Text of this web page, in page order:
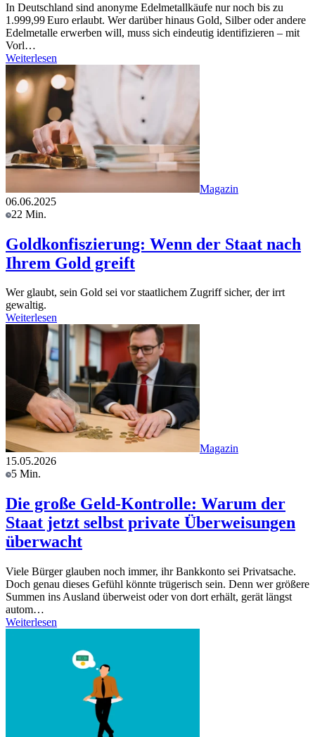
In Deutschland sind anonyme Edelmetallkäufe nur noch bis zu
1.999,99 Euro erlaubt. Wer darüber hinaus Gold, Silber oder andere
Edelmetalle erwerben will, muss sich eindeutig identifizieren – mit
Vorl…
Weiterlesen
Magazin
06.06.2025
22 Min.
Goldkonfiszierung: Wenn der Staat nach
Ihrem Gold greift
Wer glaubt, sein Gold sei vor staatlichem Zugriff sicher, der irrt
gewaltig.
Weiterlesen
Magazin
15.05.2026
5 Min.
Die große Geld-Kontrolle: Warum der
Staat jetzt selbst private Überweisungen
überwacht
Viele Bürger glauben noch immer, ihr Bankkonto sei Privatsache.
Doch genau dieses Gefühl könnte trügerisch sein. Denn wer größere
Summen ins Ausland überweist oder von dort erhält, gerät längst
autom…
Weiterlesen